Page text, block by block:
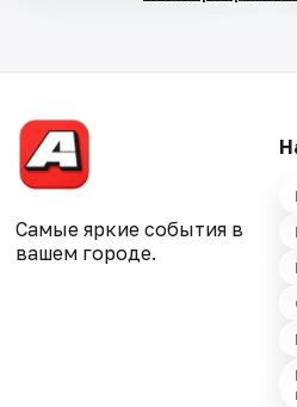
Самые яркие события в
вашем городе.